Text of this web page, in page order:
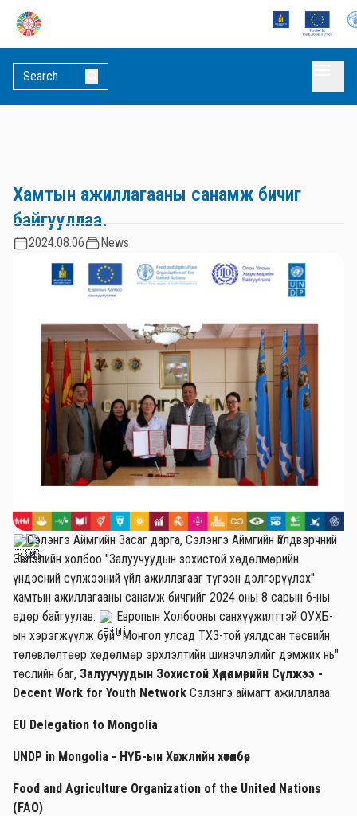
Хамтын ажиллагааны санамж бичиг
байгууллаа.
2024.08.06 News
Сэлэнгэ Аймгийн Засаг дарга, Сэлэнгэ Аймгийн Үйлдвэрчний
Эвлэлийн холбоо "Залуучуудын зохистой хөдөлмөрийн
үндэсний сүлжээний үйл ажиллагааг түгээн дэлгэрүүлэх"
хамтын ажиллагааны санамж бичгийг 2024 оны 8 сарын 6-ны
өдөр байгуулав.
Европын Холбооны санхүүжилттэй ОУХБ-
ын хэрэгжүүлж буй "Монгол улсад ТХЗ-той уялдсан төсвийн
төлөвлөлтөөр хөдөлмөр эрхлэлтийн шинэчлэлийг дэмжих нь"
төслийн баг, Залуучуудын Зохистой Хөдөлмөрийн Сүлжээ -
Decent Work for Youth Network Сэлэнгэ аймагт ажиллалаа.
EU Delegation to Mongolia
UNDP in Mongolia - НҮБ-ын Хөгжлийн хөтөлбөр
Food and Agriculture Organization of the United Nations
(FAO)